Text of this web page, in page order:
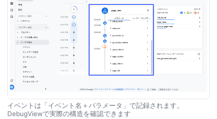
イベントは「イベント名＋パラメータ」で記録されます。
DebugViewで実際の構造を確認できます